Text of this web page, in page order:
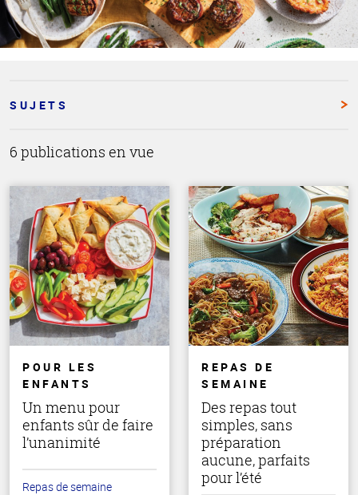
SUJETS
6 publications en vue
POUR LES
ENFANTS
Un menu pour
enfants sûr de faire
l’unanimité
Repas de semaine
REPAS DE
SEMAINE
Des repas tout
simples, sans
préparation
aucune, parfaits
pour l’été